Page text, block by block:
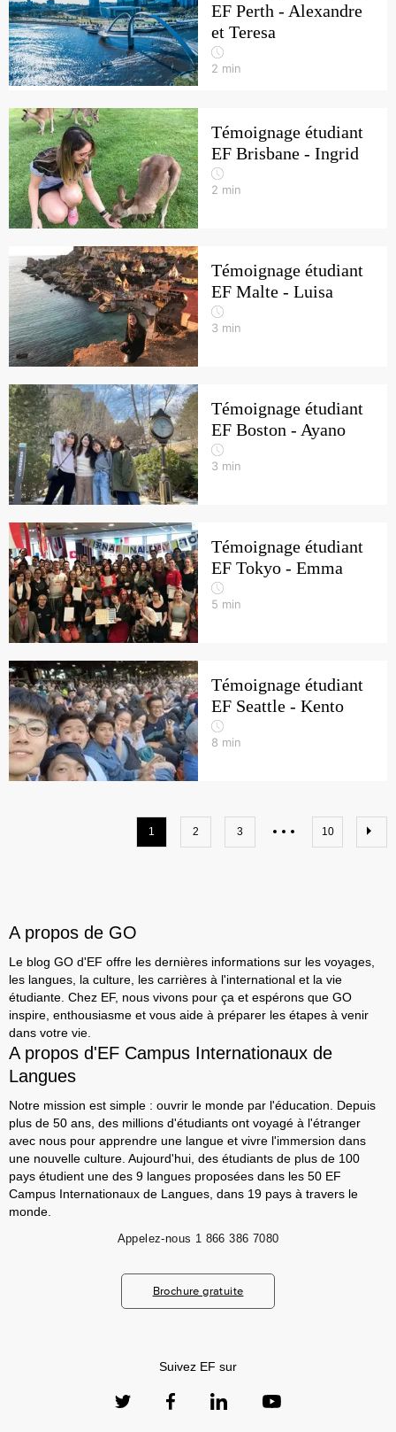
EF Perth - Alexandre
et Teresa
2 min
Témoignage étudiant
EF Brisbane - Ingrid
2 min
Témoignage étudiant
EF Malte - Luisa
3 min
Témoignage étudiant
EF Boston - Ayano
3 min
Témoignage étudiant
EF Tokyo - Emma
5 min
Témoignage étudiant
EF Seattle - Kento
8 min
1 2 3 10
A propos de GO
Le blog GO d'EF offre les dernières informations sur les voyages,
les langues, la culture, les carrières à l'international et la vie
étudiante. Chez EF, nous vivons pour ça et espérons que GO
inspire, enthousiasme et vous aide à préparer les étapes à venir
dans votre vie.
A propos d'EF Campus Internationaux de
Langues
Notre mission est simple : ouvrir le monde par l'éducation. Depuis
plus de 50 ans, des millions d'étudiants ont voyagé à l'étranger
avec nous pour apprendre une langue et vivre l'immersion dans
une nouvelle culture. Aujourd'hui, des étudiants de plus de 100
pays étudient une des 9 langues proposées dans les 50 EF
Campus Internationaux de Langues, dans 19 pays à travers le
monde.
Appelez-nous 1 866 386 7080
Brochure gratuite
Suivez EF sur